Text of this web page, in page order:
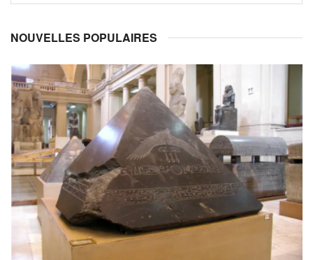
NOUVELLES POPULAIRES